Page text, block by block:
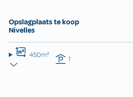
Opslagplaats te koop
Nivelles
450m² 1